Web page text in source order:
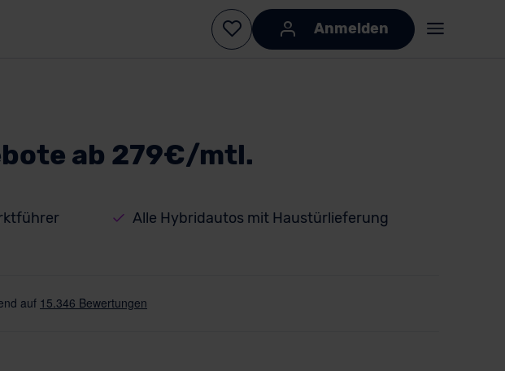
Anmelden
ab 279€/mtl.
Alle Hybridautos mit Haustürlieferung